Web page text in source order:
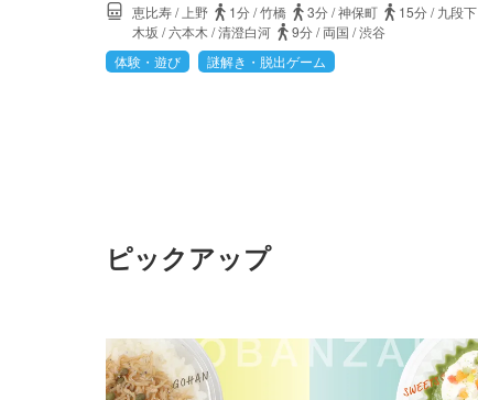
恵比寿/ 上野 1分/竹橋 3分/神保町 15分/九段下
木坂 /六本木 /清澄白河 9分/両国 /渋谷
体験・遊び
謎解き・脱出ゲーム
ピックアップ